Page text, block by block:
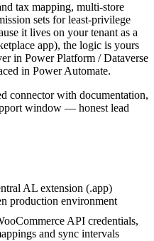
tax mapping, multi-store
sets for least-privilege
it lives on your tenant as a
app), the logic is yours
in Power Platform / Dataverse
in Power Automate.
connector with documentation,
window — honest lead
AL extension (.app)
production environment
API credentials,
and sync intervals